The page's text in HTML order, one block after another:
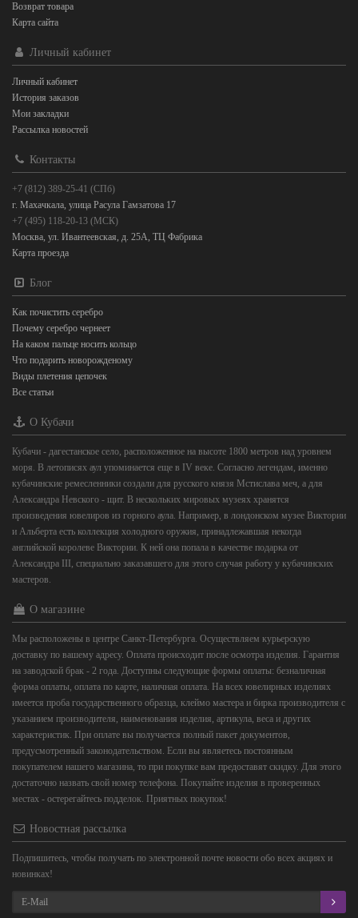
Возврат товара
Карта сайта
Личный кабинет
Личный кабинет
История заказов
Мои закладки
Рассылка новостей
Контакты
+7 (812) 389-25-41 (СПб)
г. Махачкала, улица Расула Гамзатова 17
+7 (495) 118-20-13 (МСК)
Москва, ул. Ивантеевская, д. 25А, ТЦ Фабрика
Карта проезда
Блог
Как почистить серебро
Почему серебро чернеет
На каком пальце носить кольцо
Что подарить новорожденому
Виды плетения цепочек
Все статьи
О Кубачи
Кубачи - дагестанское село, расположенное на высоте 1800 метров над уровнем
моря. В летописях аул упоминается еще в IV веке. Согласно легендам, именно
кубачинские ремесленники создали для русского князя Мстислава меч, а для
Александра Невского - щит. В нескольких мировых музеях хранятся
произведения ювелиров из горного аула. Например, в лондонском музее Виктории
и Альберта есть коллекция холодного оружия, принадлежавшая некогда
английской королеве Виктории. К ней она попала в качестве подарка от
Александра III, специально заказавшего для этого случая работу у кубачинских
мастеров.
О магазине
Мы расположены в центре Санкт-Петербурга. Осуществляем курьерскую
доставку по вашему адресу. Оплата происходит после осмотра изделия. Гарантия
на заводской брак - 2 года. Доступны следующие формы оплаты: безналичная
форма оплаты, оплата по карте, наличная оплата. На всех ювелирных изделиях
имеется проба государственного образца, клеймо мастера и бирка производителя с
указанием производителя, наименования изделия, артикула, веса и других
характеристик. При оплате вы получается полный пакет документов,
предусмотренный законодательством. Если вы являетесь постоянным
покупателем нашего магазина, то при покупке вам предоставят скидку. Для этого
достаточно назвать свой номер телефона. Покупайте изделия в проверенных
местах - остерегайтесь подделок. Приятных покупок!
Новостная рассылка
Подпишитесь, чтобы получать по электронной почте новости обо всех акциях и
новинках!